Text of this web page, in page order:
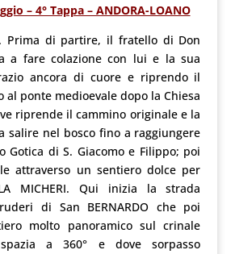
– 4° Tappa – ANDORA-LOANO
Prima di partire, il fratello di Don
a fare colazione con lui e la sua
ancora di cuore e riprendo il
al ponte medioevale dopo la Chiesa
riprende il cammino originale e la
salire nel bosco fino a raggiungere
Gotica di S. Giacomo e Filippo; poi
attraverso un sentiero dolce per
MICHERI. Qui inizia la strada
di San BERNARDO che poi
molto panoramico sul crinale
a 360° e dove sorpasso